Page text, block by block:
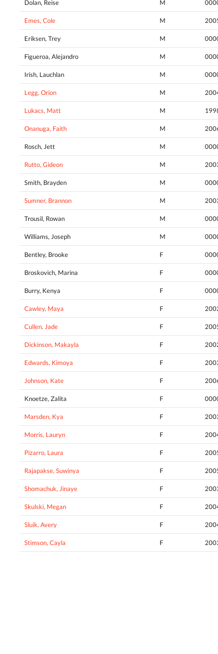
Dolan, Reise M
Emes, Cole M
Eriksen, Trey M
Figueroa, Alejandro M
Irish, Lauchlan M
Legg, Orion M
Lukacs, Matt M
Onanuga, Faith M
Rosch, Jett M
Rutto, Gideon M
Smith, Brayden M
Sumner, Brannon M
Trousil, Rowan M
Williams, Joseph M
Bentley, Brooke F
Broskovich, Marina F
Burry, Kenya F
Cawley, Maya F
Cullen, Jade F
Dickinson, Makayla F
Edwards, Kimoya F
Johnson, Kate F
Knoetze, Zalita F
Marsden, Kya F
Morris, Lauryn F
Pizarro, Laura F
Rajapakse, Suwinya F
Shomachuk, Jinaye F
Skulski, Megan F
Sluik, Avery F
Stimson, Cayla F